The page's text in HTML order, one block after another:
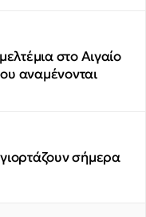
στο Αιγαίο
αναμένονται
σήμερα